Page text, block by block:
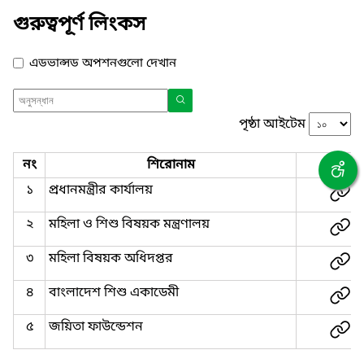
গুরুত্বপূর্ণ লিংকস
এডভান্সড অপশনগুলো দেখান
পৃষ্ঠা আইটেম
নং শিরোনাম
লিংক
১
প্রধানমন্ত্রীর কার্যালয়
২
মহিলা ও শিশু বিষয়ক মন্ত্রণালয়
৩
মহিলা বিষয়ক অধিদপ্তর
৪
বাংলাদেশ শিশু একাডেমী
৫
জয়িতা ফাউন্ডেশন